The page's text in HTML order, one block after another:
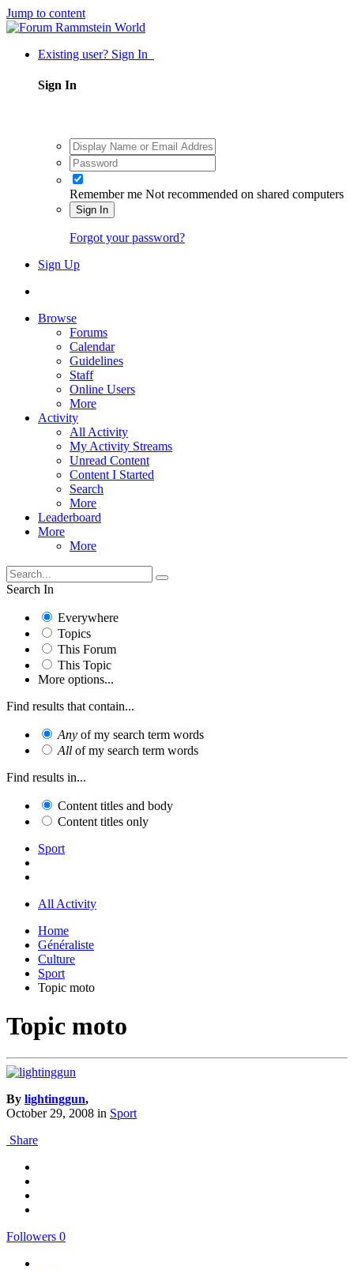
Jump to content
Existing user? Sign In
Sign In
Remember me Not recommended on shared computers
Sign In
Forgot your password?
Sign Up
Browse
Forums
Calendar
Guidelines
Staff
Online Users
More
Activity
All Activity
My Activity Streams
Unread Content
Content I Started
Search
More
Leaderboard
More
More
Search In
Everywhere
Topics
This Forum
This Topic
More options...
Find results that contain...
Any of my search term words
All of my search term words
Find results in...
Content titles and body
Content titles only
Sport
All Activity
Home
Généraliste
Culture
Sport
Topic moto
Topic moto
By lightinggun,
October 29, 2008 in Sport
Share
Followers 0